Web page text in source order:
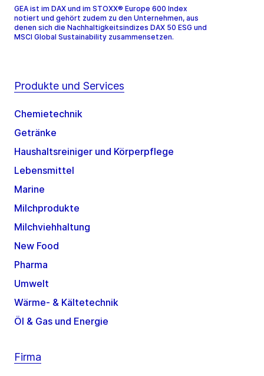
GEA ist im DAX und im STOXX® Europe 600 Index
notiert und gehört zudem zu den Unternehmen, aus
denen sich die Nachhaltigkeitsindizes DAX 50 ESG und
MSCI Global Sustainability zusammensetzen.
Produkte und Services
Chemietechnik
Getränke
Haushaltsreiniger und Körperpflege
Lebensmittel
Marine
Milchprodukte
Milchviehhaltung
New Food
Pharma
Umwelt
Wärme- & Kältetechnik
Öl & Gas und Energie
Firma